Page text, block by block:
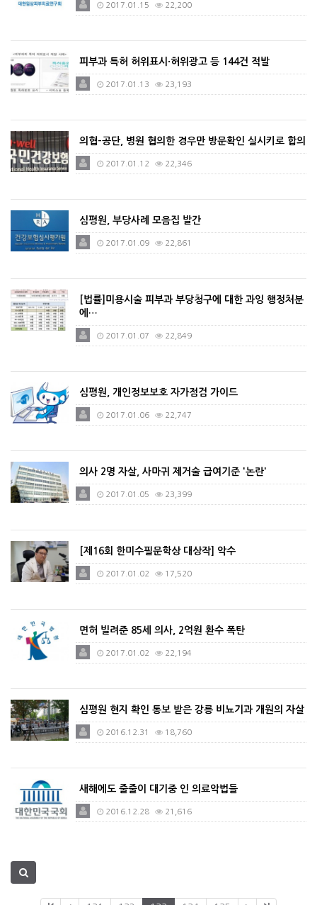
2017.01.15 22,200
피부과 특허 허위표시·허위광고 등 144건 적발
2017.01.13 23,193
의협-공단, 병원 협의한 경우만 방문확인 실시키로 합의
2017.01.12 22,346
심평원, 부당사례 모음집 발간
2017.01.09 22,861
[법률]미용시술 피부과 부당청구에 대한 과잉 행정처분
에…
2017.01.07 22,849
심평원, 개인정보보호 자가점검 가이드
2017.01.06 22,747
의사 2명 자살, 사마귀 제거술 급여기준 '논란'
2017.01.05 23,399
[제16회 한미수필문학상 대상작] 악수
2017.01.02 17,520
면허 빌려준 85세 의사, 2억원 환수 폭탄
2017.01.02 22,194
심평원 현지 확인 통보 받은 강릉 비뇨기과 개원의 자살
2016.12.31 18,760
새해에도 줄줄이 대기중 인 의료악법들
2016.12.28 21,616